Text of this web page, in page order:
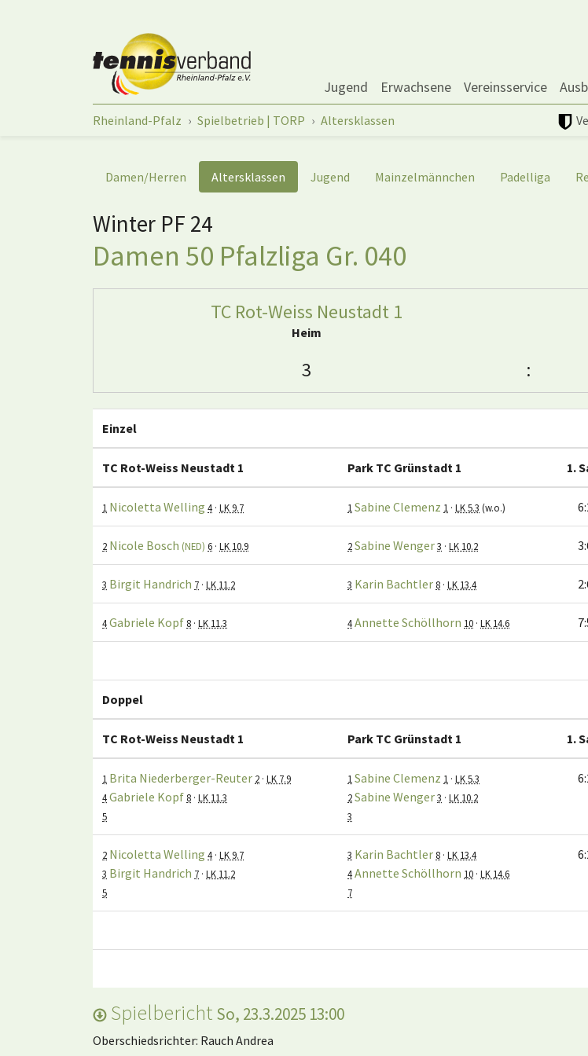
Jugend Erwachsene Vereinsservice
Sie sind hier:
Rheinland-Pfalz Spielbetrieb | TORP Altersklassen
Damen/Herren Altersklassen Jugend Mainzelmännchen Padelliga
Winter PF 24
Damen 50 Pfalzliga Gr. 040
TC Rot-Weiss Neustadt 1
Heim
3 :
Einzel
TC Rot-Weiss Neustadt 1 Park TC Grünstadt 1 1.
1 Nicoletta Welling 4 · LK 9.7 1 Sabine Clemenz 1 · LK 5.3 (w.o.)
2 Nicole Bosch (NED) 6 · LK 10.9 2Sabine Wenger3 · LK 10.2
3 Birgit Handrich 7 · LK 11.2 3 Karin Bachtler 8 · LK 13.4
4Gabriele Kopf 8 · LK 11.3 4Annette Schöllhorn 10 · LK 14.6
Doppel
TC Rot-Weiss Neustadt 1 Park TC Grünstadt 1 1.
1 Brita Niederberger-Reuter 2 · LK 7.9
4Gabriele Kopf 8 · LK 11.3
5
1 Sabine Clemenz 1 · LK 5.3
2Sabine Wenger3 · LK 10.2
3
2 Nicoletta Welling 4 · LK 9.7
3 Birgit Handrich 7 · LK 11.2
5
3 Karin Bachtler 8 · LK 13.4
4Annette Schöllhorn 10 · LK 14.6
7
Spielbericht So, 23.3.2025 13:00
Oberschiedsrichter: Rauch Andrea